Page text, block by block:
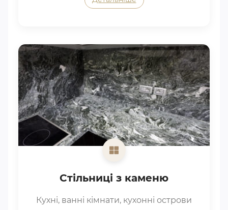
Стільниці з каменю
Кухні, ванні кімнати, кухонні острови